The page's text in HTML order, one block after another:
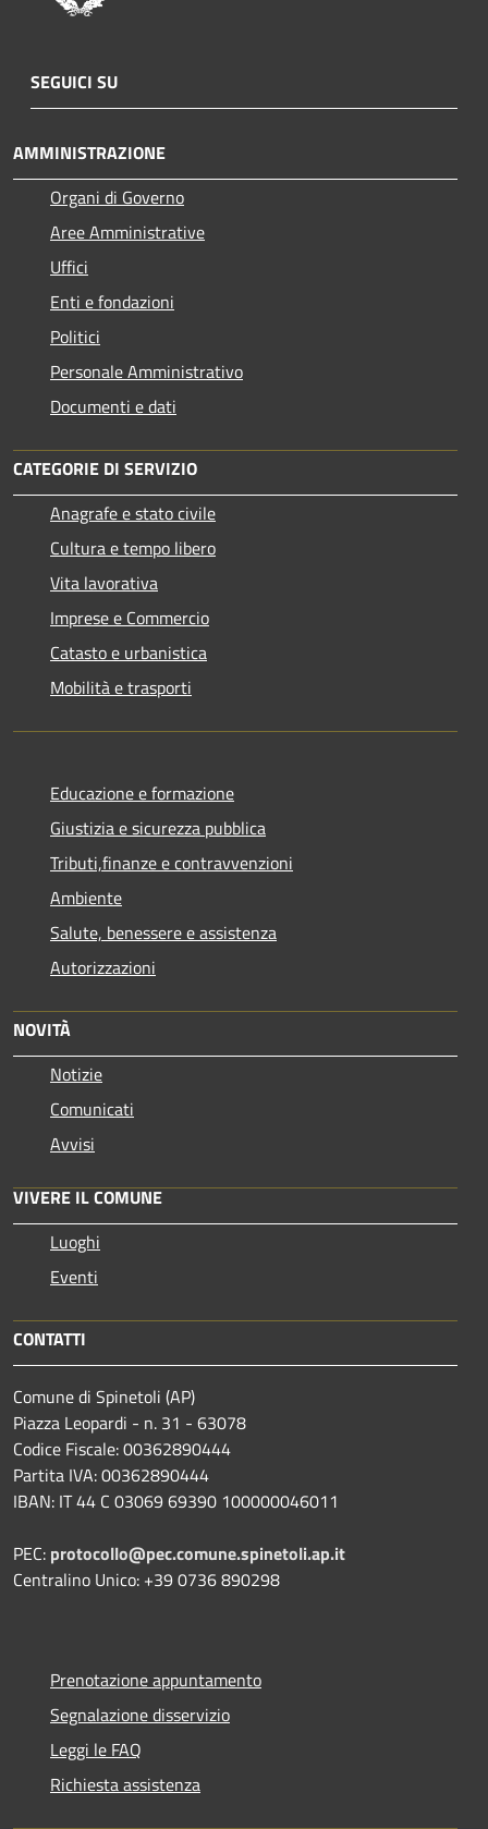
SEGUICI SU
AMMINISTRAZIONE
Organi di Governo
Aree Amministrative
Uffici
Enti e fondazioni
Politici
Personale Amministrativo
Documenti e dati
CATEGORIE DI SERVIZIO
Anagrafe e stato civile
Cultura e tempo libero
Vita lavorativa
Imprese e Commercio
Catasto e urbanistica
Mobilità e trasporti
Educazione e formazione
Giustizia e sicurezza pubblica
Tributi,finanze e contravvenzioni
Ambiente
Salute, benessere e assistenza
Autorizzazioni
NOVITÀ
Notizie
Comunicati
Avvisi
VIVERE IL COMUNE
Luoghi
Eventi
CONTATTI
Comune di Spinetoli (AP)
Piazza Leopardi - n. 31 - 63078
Codice Fiscale: 00362890444
Partita IVA: 00362890444
IBAN: IT 44 C 03069 69390 100000046011
PEC: protocollo@pec.comune.spinetoli.ap.it
Centralino Unico: +39 0736 890298
Prenotazione appuntamento
Segnalazione disservizio
Leggi le FAQ
Richiesta assistenza